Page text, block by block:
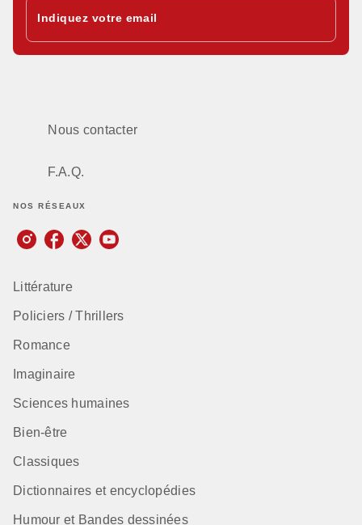
Indiquez votre email
Nous contacter
F.A.Q.
NOS RÉSEAUX
Littérature
Policiers / Thrillers
Romance
Imaginaire
Sciences humaines
Bien-être
Classiques
Dictionnaires et encyclopédies
Humour et Bandes dessinées